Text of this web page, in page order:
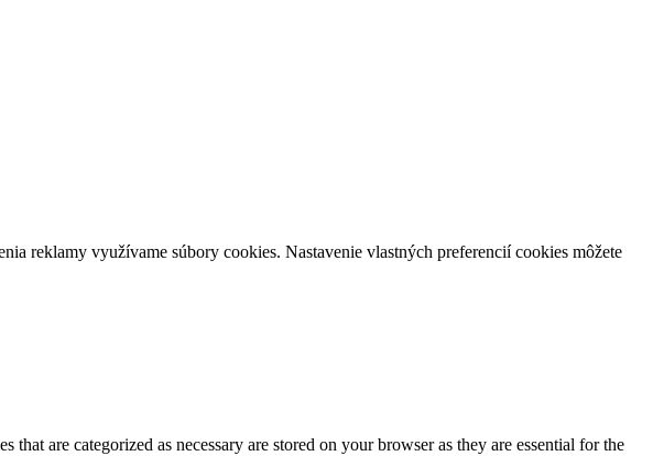
reklamy využívame súbory cookies. Nastavenie vlastných preferencií cookies môžete
are categorized as necessary are stored on your browser as they are essential for the